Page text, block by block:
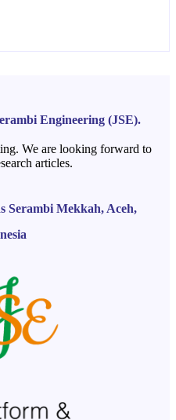
Engineering (JSE).
We are looking forward to
articles.
Serambi Mekkah, Aceh,